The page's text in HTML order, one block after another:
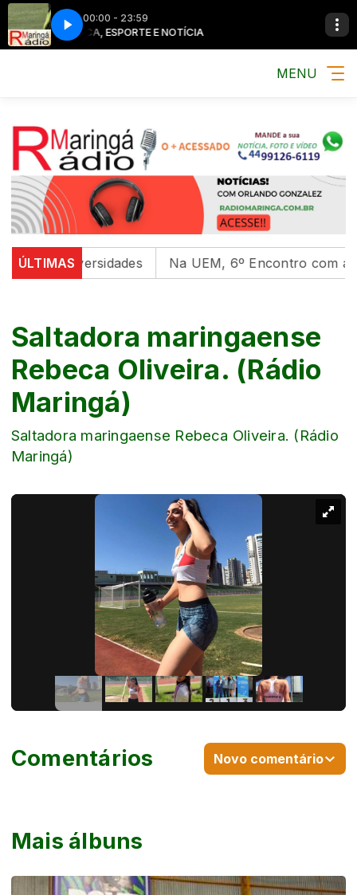
00:00 - 23:59
MÚSICA, ESPORTE E NOTÍCIA
MENU
ÚLTIMAS
universidades Na UEM, 6º Encontro com as
Saltadora maringaense
Rebeca Oliveira. (Rádio
Maringá)
Saltadora maringaense Rebeca Oliveira. (Rádio
Maringá)
Mais álbuns
Comentários Novo comentário